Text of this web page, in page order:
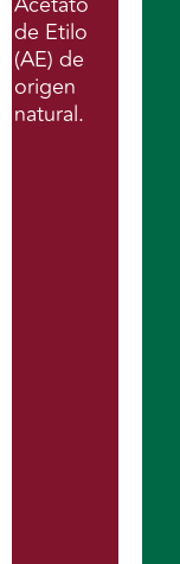
de Etilo
(AE) de
origen
natural.